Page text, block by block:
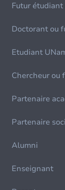
Futur
Doctorant ou
Etudiant
Chercheur ou
Partenaire
Partenaire
Alumni
Enseignant